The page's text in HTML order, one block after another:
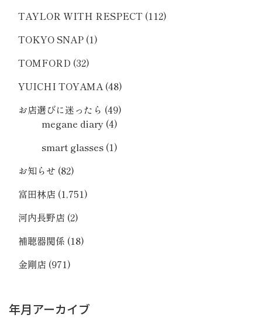
TAYLOR WITH RESPECT (112)
TOKYO SNAP (1)
TOMFORD (32)
YUICHI TOYAMA(48)
お店選びに迷ったら (49)
megane diary (4)
smart glasses (1)
お知らせ (82)
富田林店 (1,751)
河内長野店 (2)
補聴器関係 (18)
金剛店 (971)
年月アーカイブ